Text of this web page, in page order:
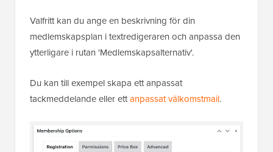
Valfritt kan du ange en beskrivning för din
medlemskapsplan i textredigeraren och anpassa den
ytterligare i rutan 'Medlemskapsalternativ'.
Du kan till exempel skapa ett anpassat
tackmeddelande eller ettanpassat välkomstmail.